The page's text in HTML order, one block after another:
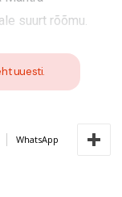
suurt rõõmu.
uuesti.
WhatsApp